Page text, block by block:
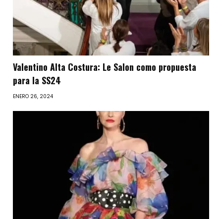
Valentino Alta Costura: Le Salon como propuesta
para la SS24
ENERO 26, 2024